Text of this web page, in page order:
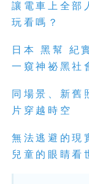
讓電車上全部
玩看嗎？
日本 黑幫 紀
一窺神祕黑社
同場景、新
片穿越時空
無法逃避的
兒童的眼睛看